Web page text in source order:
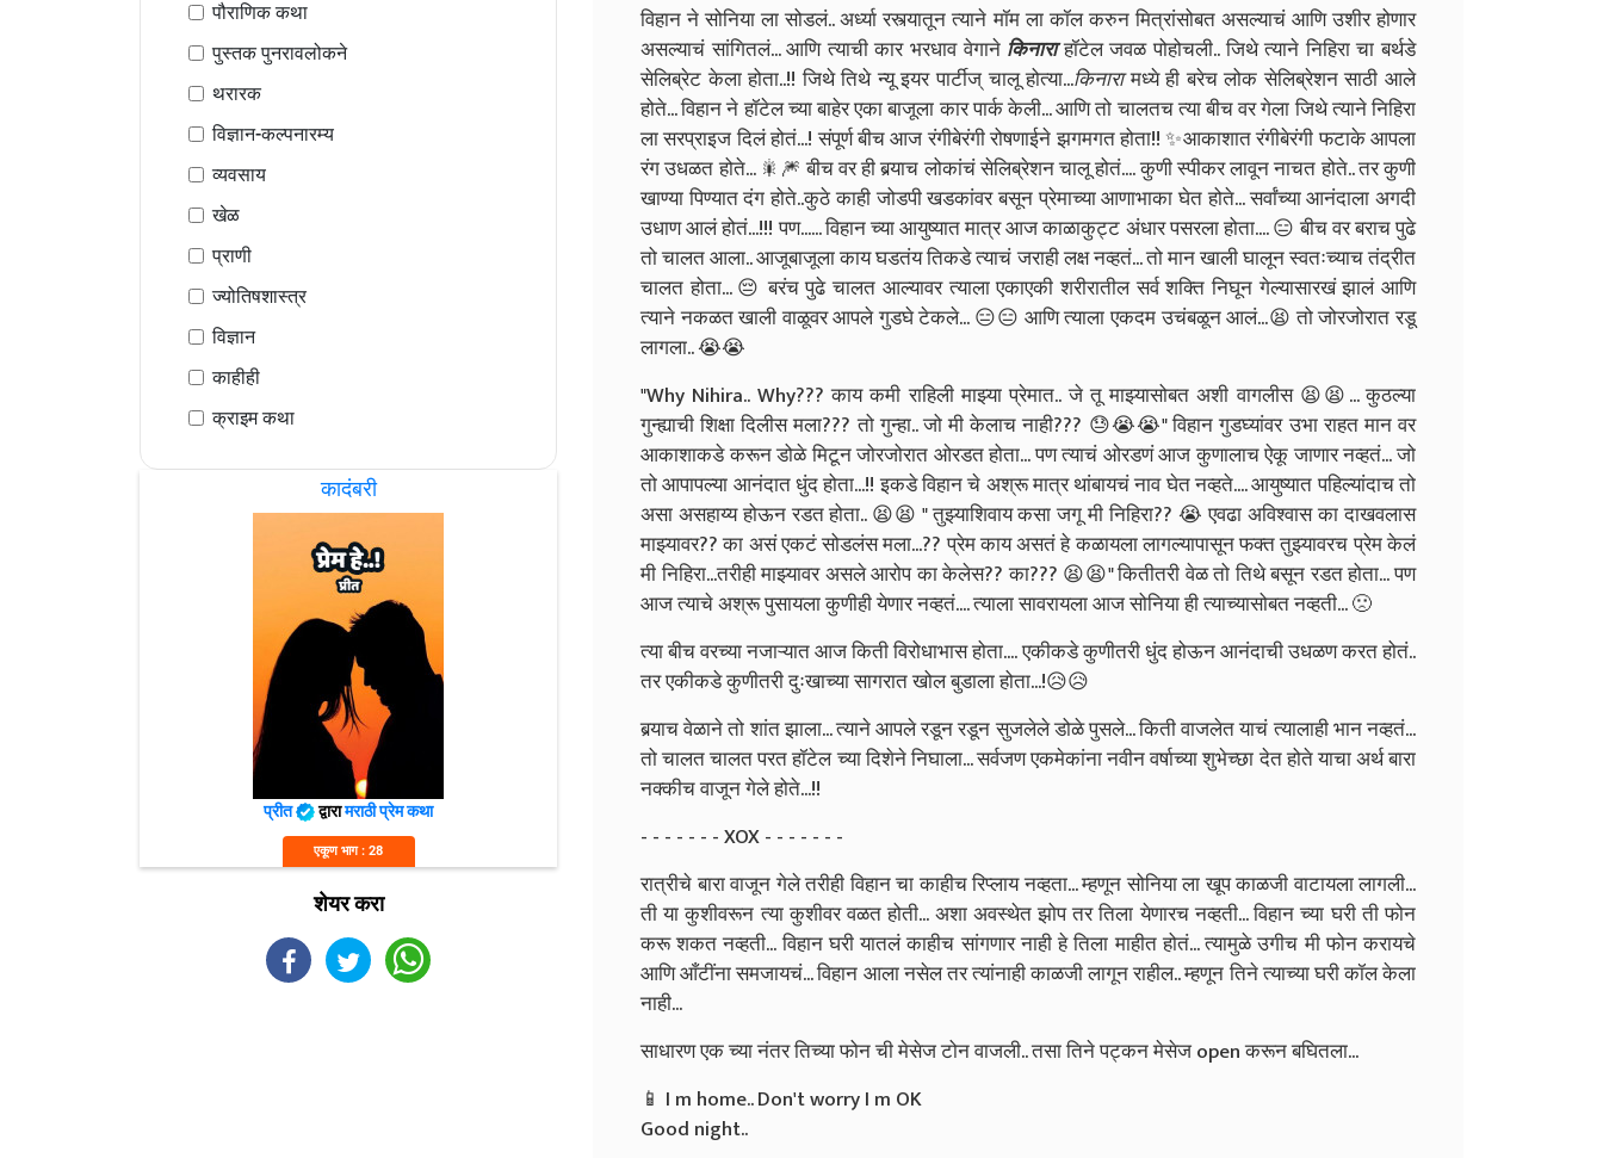
पौराणिक कथा
पुस्तक पुनरावलोकने
थरारक
विज्ञान-कल्पनारम्य
व्यवसाय
खेळ
प्राणी
ज्योतिषशास्त्र
विज्ञान
काहीही
क्राइम कथा
कादंबरी
प्रीत द्वारामराठी प्रेम कथा
एकूण भाग : 28
शेयर करा
विहान ने सोनिया ला सोडलं.. अर्ध्या रस्त्यातून त्याने मॉम ला कॉल करुन मित्रांसोबत असल्याचं आणि उशीर होणार
असल्याचं सांगितलं... आणि त्याची कार भरधाव वेगाने किनाराहॉटेल जवळ पोहोचली.. जिथे त्याने निहिरा चा बर्थडे
सेलिब्रेट केला होता..!! जिथे तिथे न्यू इयर पार्टीज् चालू होत्या...किनारामध्ये ही बरेच लोक सेलिब्रेशन साठी आले
होते... विहान ने हॉटेल च्या बाहेर एका बाजूला कार पार्क केली... आणि तो चालतच त्या बीच वर गेला जिथे त्याने निहिरा
ला सरप्राइज दिलं होतं...! संपूर्ण बीच आज रंगीबेरंगी रोषणाईने झगमगत होता!! ✨आकाशात रंगीबेरंगी फटाके आपला
रंग उधळत होते... 🎇🎆 बीच वर ही बर्‍याच लोकांचं सेलिब्रेशन चालू होतं.... कुणी स्पीकर लावून नाचत होते.. तर कुणी
खाण्या पिण्यात दंग होते..कुठे काही जोडपी खडकांवर बसून प्रेमाच्या आणाभाका घेत होते... सर्वांच्या आनंदाला अगदी
उधाण आलं होतं...!!! पण...... विहान च्या आयुष्यात मात्र आज काळाकुट्ट अंधार पसरला होता.... 😑 बीच वर बराच पुढे
तो चालत आला.. आजूबाजूला काय घडतंय तिकडे त्याचं जराही लक्ष नव्हतं... तो मान खाली घालून स्वतःच्याच तंद्रीत
चालत होता... 😔 बरंच पुढे चालत आल्यावर त्याला एकाएकी शरीरातील सर्व शक्ति निघून गेल्यासारखं झालं आणि
त्याने नकळत खाली वाळूवर आपले गुडघे टेकले... 😑😑 आणि त्याला एकदम उचंबळून आलं...😫 तो जोरजोरात रडू
लागला.. 😭😭
"Why Nihira.. Why??? काय कमी राहिली माझ्या प्रेमात.. जे तू माझ्यासोबत अशी वागलीस 😫😫... कुठल्या
गुन्ह्याची शिक्षा दिलीस मला??? तो गुन्हा.. जो मी केलाच नाही??? 😓😭😭" विहान गुडघ्यांवर उभा राहत मान वर
आकाशाकडे करून डोळे मिटून जोरजोरात ओरडत होता... पण त्याचं ओरडणं आज कुणालाच ऐकू जाणार नव्हतं... जो
तो आपापल्या आनंदात धुंद होता...!! इकडे विहान चे अश्रू मात्र थांबायचं नाव घेत नव्हते.... आयुष्यात पहिल्यांदाच तो
असा असहाय्य होऊन रडत होता.. 😫😫 " तुझ्याशिवाय कसा जगू मी निहिरा?? 😭 एवढा अविश्वास का दाखवलास
माझ्यावर?? का असं एकटं सोडलंस मला...?? प्रेम काय असतं हे कळायला लागल्यापासून फक्त तुझ्यावरच प्रेम केलं
मी निहिरा...तरीही माझ्यावर असले आरोप का केलेस?? का??? 😫😫" कितीतरी वेळ तो तिथे बसून रडत होता... पण
आज त्याचे अश्रू पुसायला कुणीही येणार नव्हतं.... त्याला सावरायला आज सोनिया ही त्याच्यासोबत नव्हती... 🙁
त्या बीच वरच्या नजाऱ्यात आज किती विरोधाभास होता.... एकीकडे कुणीतरी धुंद होऊन आनंदाची उधळण करत होतं..
तर एकीकडे कुणीतरी दुःखाच्या सागरात खोल बुडाला होता...!😥😥
बर्‍याच वेळाने तो शांत झाला... त्याने आपले रडून रडून सुजलेले डोळे पुसले... किती वाजलेत याचं त्यालाही भान नव्हतं...
तो चालत चालत परत हॉटेल च्या दिशेने निघाला... सर्वजण एकमेकांना नवीन वर्षाच्या शुभेच्छा देत होते याचा अर्थ बारा
नक्कीच वाजून गेले होते...!!
- - - - - - - XOX - - - - - - -
रात्रीचे बारा वाजून गेले तरीही विहान चा काहीच रिप्लाय नव्हता... म्हणून सोनिया ला खूप काळजी वाटायला लागली...
ती या कुशीवरून त्या कुशीवर वळत होती... अशा अवस्थेत झोप तर तिला येणारच नव्हती... विहान च्या घरी ती फोन
करू शकत नव्हती... विहान घरी यातलं काहीच सांगणार नाही हे तिला माहीत होतं... त्यामुळे उगीच मी फोन करायचे
आणि आँटींना समजायचं... विहान आला नसेल तर त्यांनाही काळजी लागून राहील.. म्हणून तिने त्याच्या घरी कॉल केला
नाही...
साधारण एक च्या नंतर तिच्या फोन ची मेसेज टोन वाजली.. तसा तिने पट्कन मेसेज open करून बघितला...
📱 I m home..Don't worryI m OK
Good night..